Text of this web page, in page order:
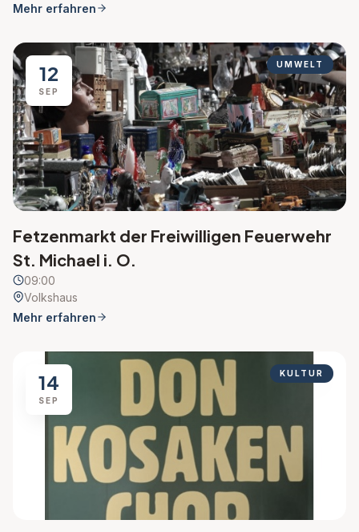
Mehr erfahren
12
SEP
UMWELT
Fetzenmarkt der Freiwilligen Feuerwehr
St. Michael i. O.
09:00
Volkshaus
Mehr erfahren
14
SEP
KULTUR